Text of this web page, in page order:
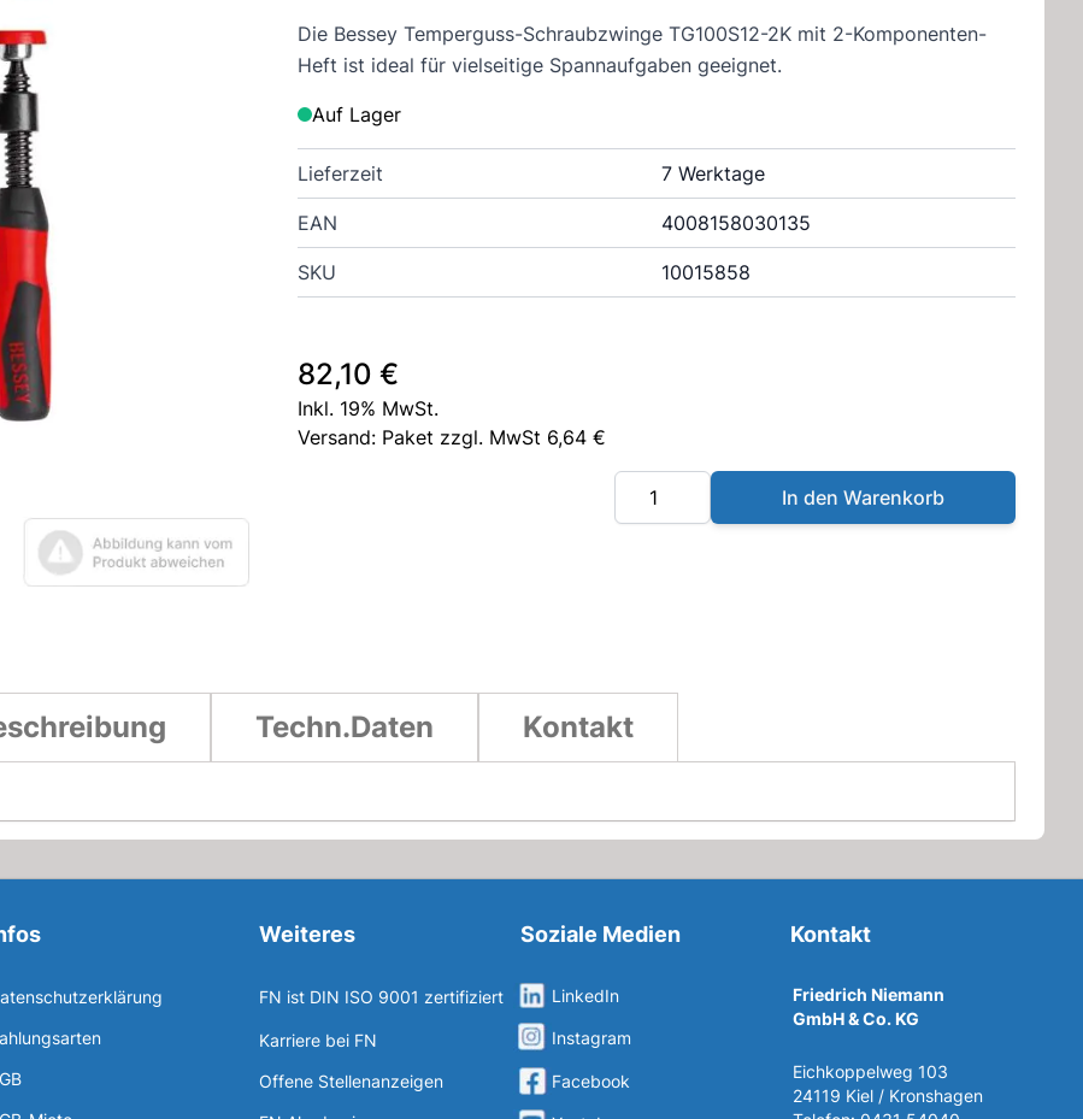
Die Bessey Temperguss-Schraubzwinge TG100S12-2K mit 2-Komponenten-
Heft ist ideal für vielseitige Spannaufgaben geeignet.
Auf Lager
Lieferzeit 7 Werktage
EAN 4008158030135
SKU 10015858
82,10 €
Inkl. 19% MwSt.
Versand: Paket zzgl. MwSt 6,64 €
Menge
In den Warenkorb
Techn.Daten Kontakt
Weiteres
FN ist DIN ISO 9001 zertifiziert
Karriere bei FN
Offene Stellenanzeigen
Soziale Medien
LinkedIn
Instagram
Facebook
Kontakt
Friedrich Niemann
GmbH & Co. KG
Eichkoppelweg 103
24119 Kiel / Kronshagen